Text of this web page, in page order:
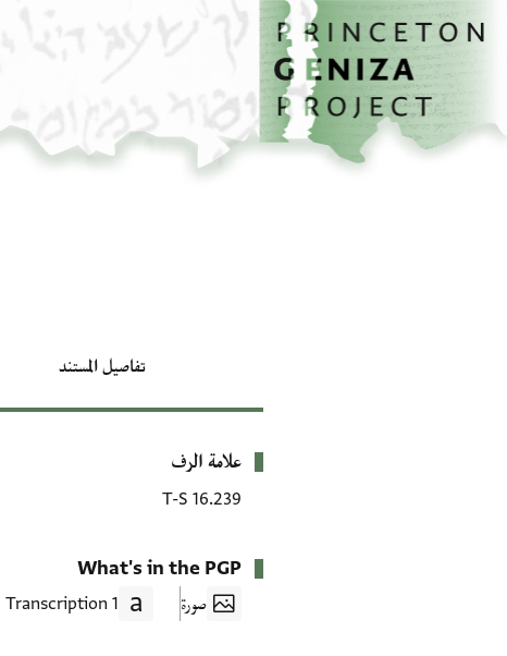
تخطي إلى المحتوى الرئيسي
الصفحة الرئيسية
تفاصيل المستند
بيانات التعريف
علامة الرف
T-S 16.239
What's in the PGP
صورة 1 Transcription